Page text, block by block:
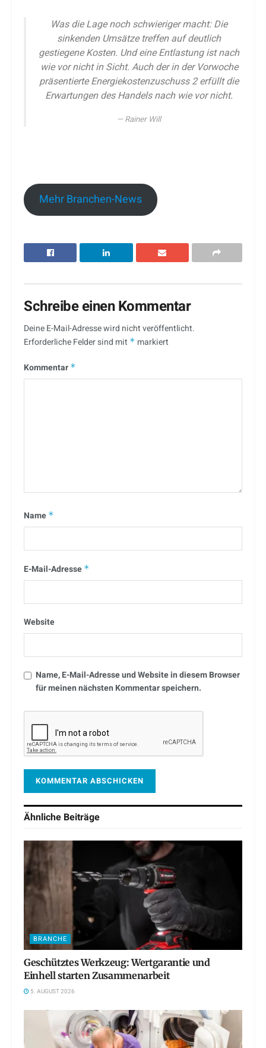
Was die Lage noch schwieriger macht: Die
sinkenden Umsätze treffen auf deutlich
gestiegene Kosten. Und eine Entlastung ist nach
wie vor nicht in Sicht. Auch der in der Vorwoche
präsentierte Energiekostenzuschuss 2 erfüllt die
Erwartungen des Handels nach wie vor nicht.
Rainer Will
Mehr Branchen-News
Schreibe einen Kommentar
Deine E-Mail-Adresse wird nicht veröffentlicht.
Erforderliche Felder sind mit * markiert
Kommentar *
Name *
E-Mail-Adresse *
Website
Name, E-Mail-Adresse und Website in diesem Browser
für meinen nächsten Kommentar speichern.
Ähnliche Beiträge
BRANCHE
Geschütztes Werkzeug: Wertgarantie und
Einhell starten Zusammenarbeit
5. AUGUST 2026